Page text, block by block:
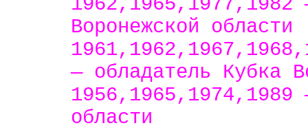
Воронежской области
— обладатель Кубка
1956,1965,1974,1989
области